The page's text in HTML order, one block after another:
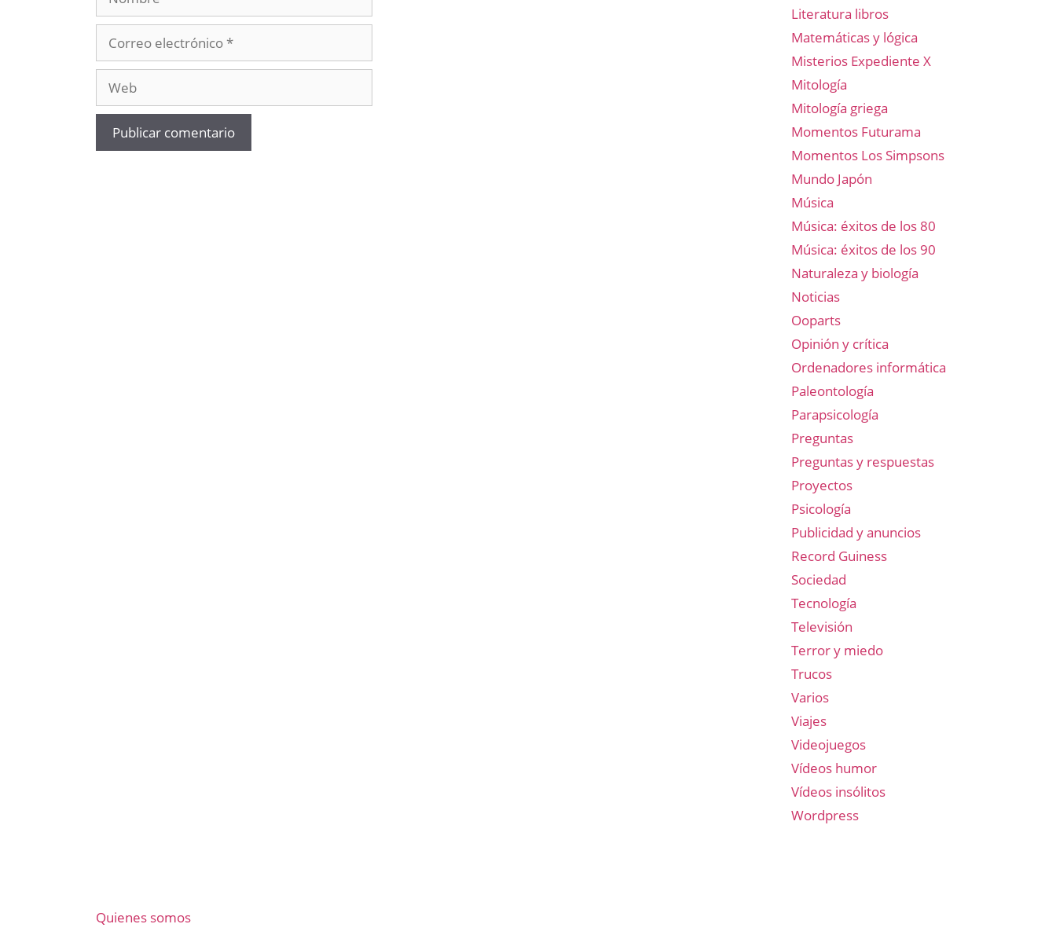
electrónico
Literatura libros
Matemáticas y lógica
Misterios Expediente X
Mitología
Mitología griega
Momentos Futurama
Momentos Los Simpsons
Mundo Japón
Música
Música: éxitos de los 80
Música: éxitos de los 90
Naturaleza y biología
Noticias
Ooparts
Opinión y crítica
Ordenadores informática
Paleontología
Parapsicología
Preguntas
Preguntas y respuestas
Proyectos
Psicología
Publicidad y anuncios
Record Guiness
Sociedad
Tecnología
Televisión
Terror y miedo
Trucos
Varios
Viajes
Videojuegos
Vídeos humor
Vídeos insólitos
Wordpress
Quienes somos